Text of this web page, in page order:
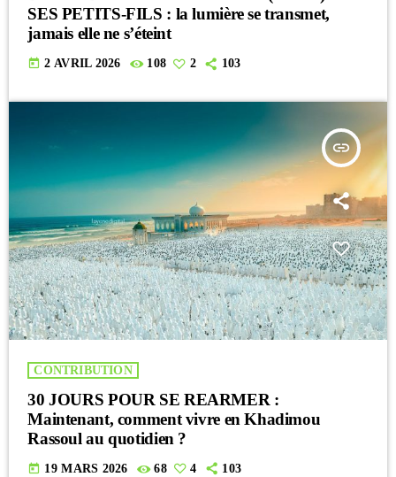
SES PETITS-FILS : la lumière se transmet,
jamais elle ne s’éteint
today 2 AVRIL 2026 108 2 103
insert_link
CONTRIBUTION
30 JOURS POUR SE REARMER :
Maintenant, comment vivre en Khadimou
Rassoul au quotidien ?
today 19 MARS 2026 68 4 103